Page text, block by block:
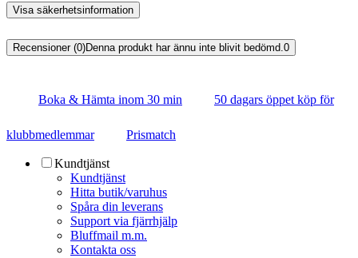
Visa säkerhetsinformation
Recensioner (0)Denna produkt har ännu inte blivit bedömd.0
Boka & Hämta inom 30 min 50 dagars öppet köp för
klubbmedlemmar Prismatch
Kundtjänst
Kundtjänst
Hitta butik/varuhus
Spåra din leverans
Support via fjärrhjälp
Bluffmail m.m.
Kontakta oss